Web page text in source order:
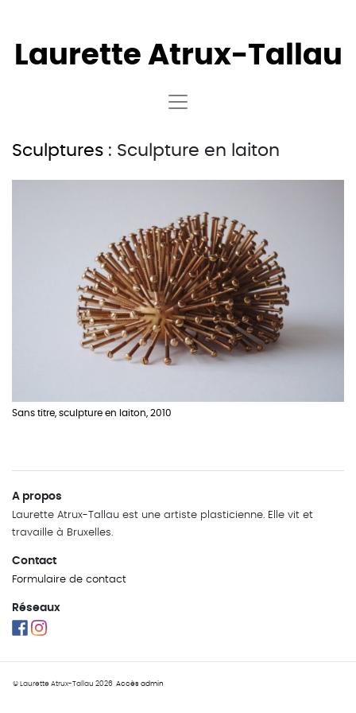
Laurette Atrux-Tallau
Sculptures : Sculpture en laiton
Sans titre, sculpture en laiton, 2010
A propos
Laurette Atrux-Tallau est une artiste plasticienne. Elle vit et
travaille à Bruxelles.
Contact
Formulaire de contact
Réseaux
© Laurette Atrux-Tallau 2026 Accès admin